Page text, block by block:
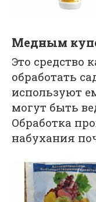
Медным
Это средство
обработать
используют
могут быть
Обработка
набухания